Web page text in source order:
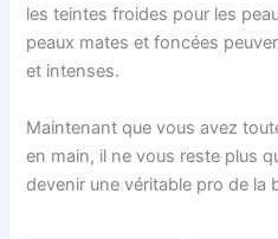
les teintes froides pour les
peaux mates et foncées
et intenses.
Maintenant que vous avez
en main, il ne vous reste plus
devenir une véritable pro de la